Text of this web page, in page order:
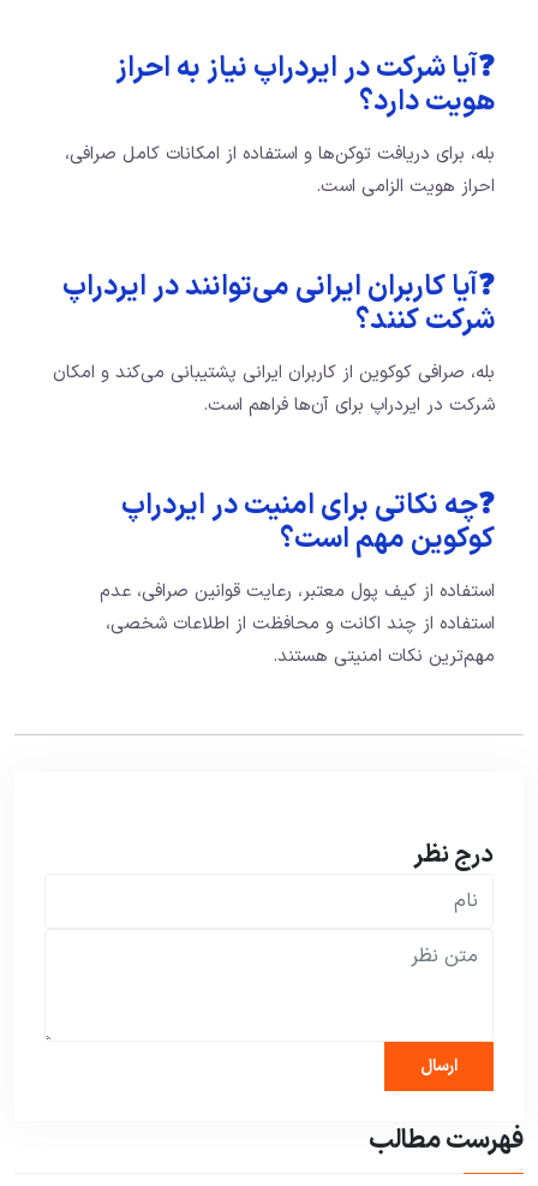
❓آیا شرکت در ایردراپ نیاز به احراز
هویت دارد؟
بله، برای دریافت توکن‌ها و استفاده از امکانات کامل صرافی،
احراز هویت الزامی است.
❓آیا کاربران ایرانی می‌توانند در ایردراپ
شرکت کنند؟
بله، صرافی کوکوین از کاربران ایرانی پشتیبانی می‌کند و امکان
شرکت در ایردراپ برای آن‌ها فراهم است.
❓چه نکاتی برای امنیت در ایردراپ
کوکوین مهم است؟
استفاده از کیف پول معتبر، رعایت قوانین صرافی، عدم
استفاده از چند اکانت و محافظت از اطلاعات شخصی،
مهم‌ترین نکات امنیتی هستند.
درج نظر
فهرست مطالب